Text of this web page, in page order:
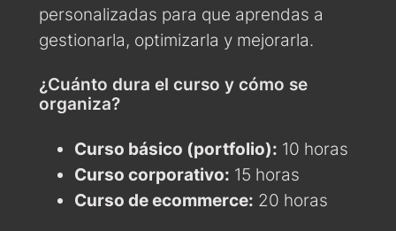
personalizadas para que aprendas a
gestionarla, optimizarla y mejorarla.
¿Cuánto dura el curso y cómo se
organiza?
Curso básico (portfolio): 10 horas
Curso corporativo: 15 horas
Curso de ecommerce: 20 horas